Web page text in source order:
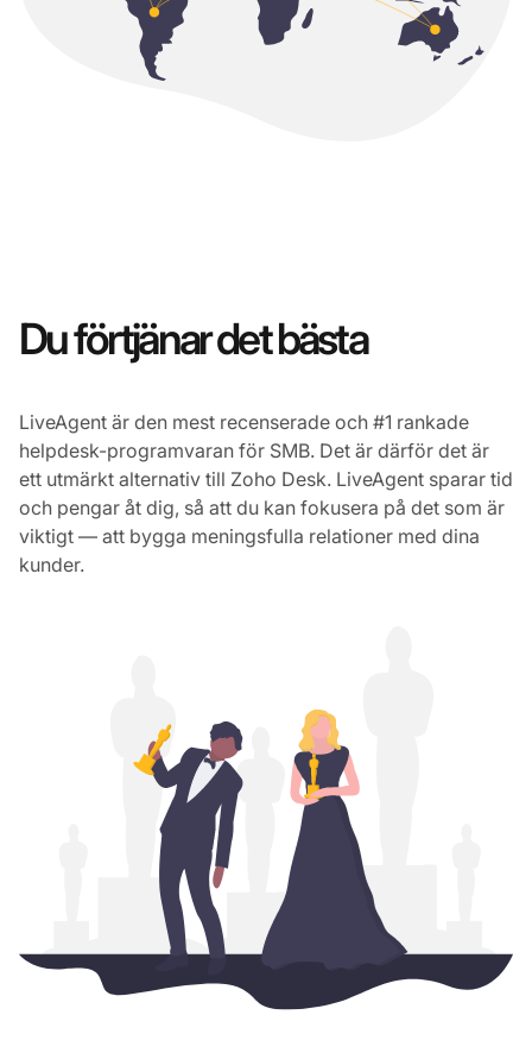
Du förtjänar det bästa
LiveAgent är den mest recenserade och #1 rankade
helpdesk-programvaran för SMB. Det är därför det är
ett utmärkt alternativ till Zoho Desk. LiveAgent sparar tid
och pengar åt dig, så att du kan fokusera på det som är
viktigt — att bygga meningsfulla relationer med dina
kunder.